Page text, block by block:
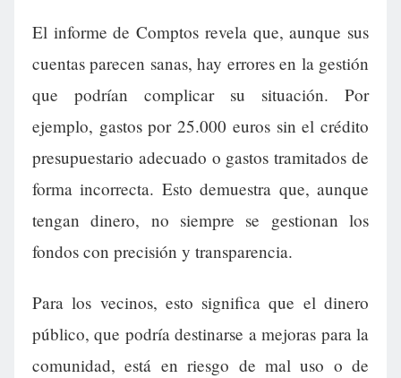
El informe de Comptos revela que, aunque sus
cuentas parecen sanas, hay errores en la gestión
que podrían complicar su situación. Por
ejemplo, gastos por 25.000 euros sin el crédito
presupuestario adecuado o gastos tramitados de
forma incorrecta. Esto demuestra que, aunque
tengan dinero, no siempre se gestionan los
fondos con precisión y transparencia.
Para los vecinos, esto significa que el dinero
público, que podría destinarse a mejoras para la
comunidad, está en riesgo de mal uso o de